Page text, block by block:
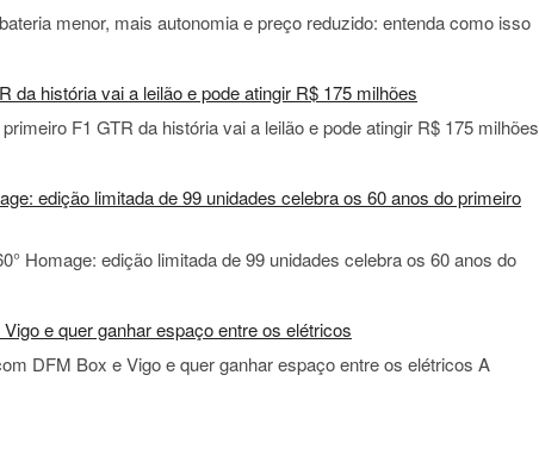
menor, mais autonomia e preço reduzido: entenda como isso
história vai a leilão e pode atingir R$ 175 milhões
F1 GTR da história vai a leilão e pode atingir R$ 175 milhões
edição limitada de 99 unidades celebra os 60 anos do primeiro
Homage: edição limitada de 99 unidades celebra os 60 anos do
e quer ganhar espaço entre os elétricos
DFM Box e Vigo e quer ganhar espaço entre os elétricos A